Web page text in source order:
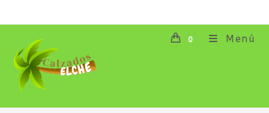
al
contenido
0 Menú